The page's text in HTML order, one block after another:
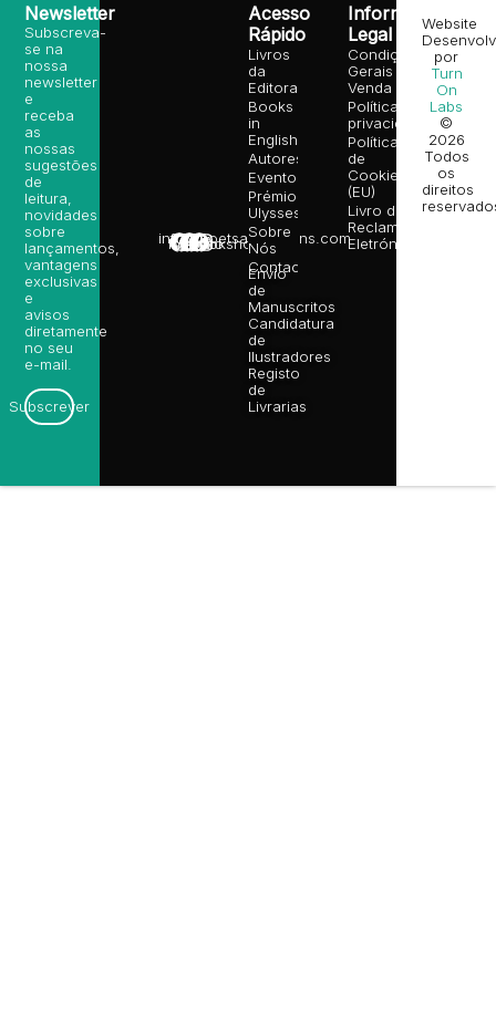
info@poetsandragons.com
Infantil
Adulto
Bookshop
Acesso
Rápido
Livros
da
Editora
Books
in
English
Autores
Eventos
Prémio
Ulysses
Sobre
Nós
Contactos
Envio
de
Manuscritos
Candidatura
de
Ilustradores
Registo
de
Livrarias
Informação
Legal
Condições
Gerais de
Venda
Política de
privacidade
Política
de
Cookies
(EU)
Livro de
Reclamações
Eletrónico
Newsletter
Subscreva-
se na
nossa
newsletter
e
receba
as
nossas
sugestões
de
leitura,
novidades
sobre
lançamentos,
vantagens
exclusivas
e
avisos
diretamente
no seu
e-mail.
Subscrever
Website
por
Turn
On
Labs
©
2026
Todos
os
direitos